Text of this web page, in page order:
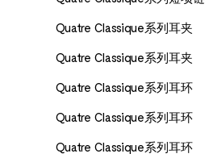
Quatre Classique系列耳夹
Quatre Classique系列耳夹
Quatre Classique系列耳环
Quatre Classique系列耳环
Quatre Classique系列耳环